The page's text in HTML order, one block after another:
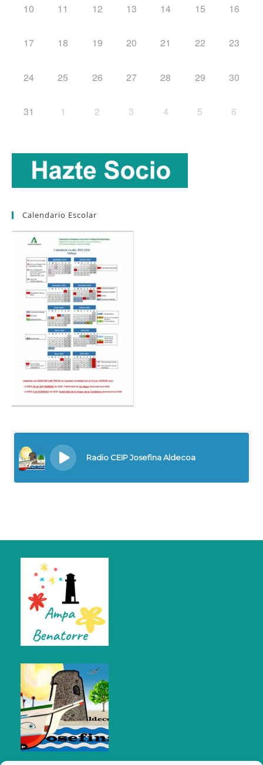
10 11 12 13 14 15 16
17 18 19 20 21 22 23
24 25 26 27 28 29 30
31 1 2 3 4 5 6
Calendario Escolar